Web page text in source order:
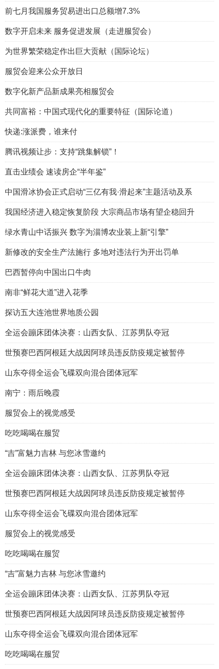
前七月我国服务贸易进出口总额增7.3%
数字开启未来 服务促进发展（走进服贸会）
为世界繁荣稳定作出巨大贡献（国际论坛）
服贸会迎来公众开放日
数字化新产品新成果亮相服贸会
共同富裕：中国式现代化的重要特征（国际论道）
快递:涨派费，谁来付
腾讯视频让步：支持“跳集解锁”！
直击业绩会 速读房企“半年鉴”
中国滑冰协会正式启动“三亿有我·滑起来”主题活动及系
我国经济进入稳定恢复阶段 大宗商品市场有望企稳回升
绿水青山中话振兴 数字为淄博农业装上新“引擎”
新修改的安全生产法施行 多地对违法行为开出罚单
巴西暂停向中国出口牛肉
南非“鲜花大道”进入花季
探访五大连池世界地质公园
全运会蹦床团体决赛：山西女队、江苏男队夺冠
世预赛巴西阿根廷大战因阿球员违反防疫规定被暂停
山东夺得全运会飞碟双向混合团体冠军
南宁：雨后晚霞
服贸会上的视觉感受
吃吃喝喝在服贸
“吉”富魅力吉林 与您冰雪邀约
全运会蹦床团体决赛：山西女队、江苏男队夺冠
世预赛巴西阿根廷大战因阿球员违反防疫规定被暂停
山东夺得全运会飞碟双向混合团体冠军
服贸会上的视觉感受
吃吃喝喝在服贸
“吉”富魅力吉林 与您冰雪邀约
全运会蹦床团体决赛：山西女队、江苏男队夺冠
世预赛巴西阿根廷大战因阿球员违反防疫规定被暂停
山东夺得全运会飞碟双向混合团体冠军
吃吃喝喝在服贸